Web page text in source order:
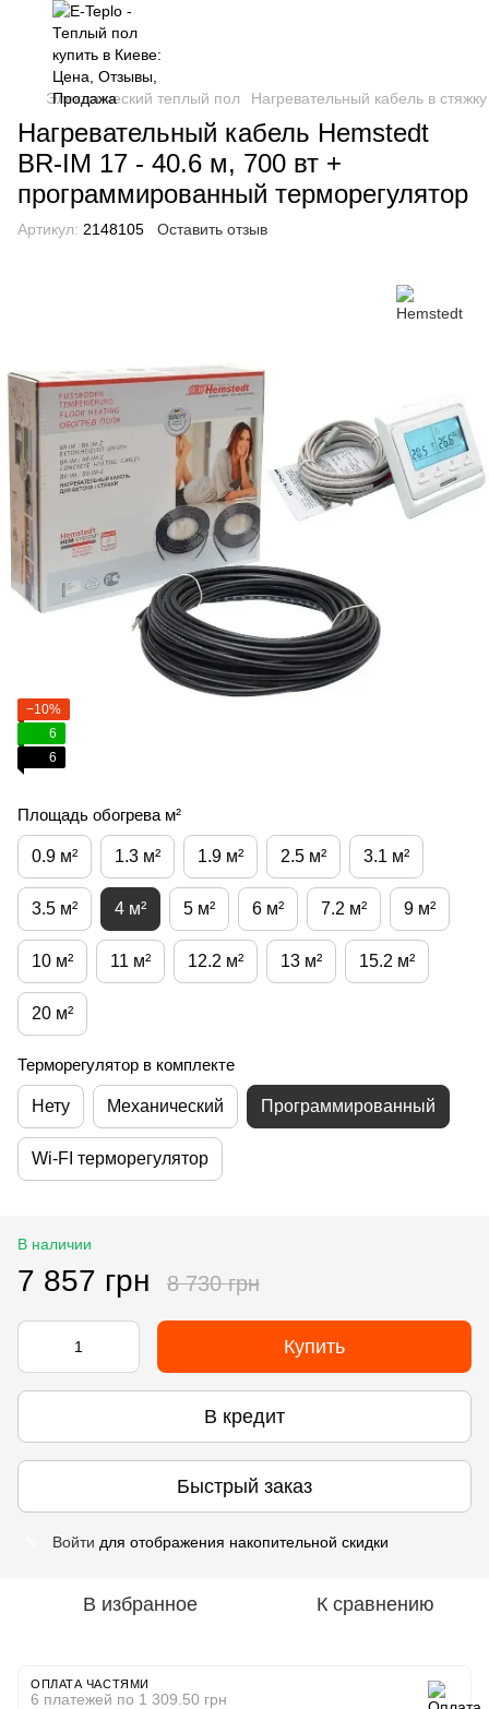
Электрический теплый пол Нагревательный кабель в стяжку
Нагревательный кабель Hemstedt
BR-IM 17 - 40.6 м, 700 вт +
программированный терморегулятор
Артикул: 2148105 Оставить отзыв
−10%
6
6
Площадь обогрева м²
0.9 м² 1.3 м² 1.9 м² 2.5 м² 3.1 м²
3.5 м² 4 м² 5 м² 6 м² 7.2 м² 9 м²
10 м² 11 м² 12.2 м² 13 м² 15.2 м²
20 м²
Терморегулятор в комплекте
Нету Механический Программированный
Wi-FI терморегулятор
В наличии
7 857 грн 8 730 грн
Купить
В кредит
Быстрый заказ
Войти для отображения накопительной скидки
В избранное К сравнению
ОПЛАТА ЧАСТЯМИ
6 платежей по 1 309.50 грн